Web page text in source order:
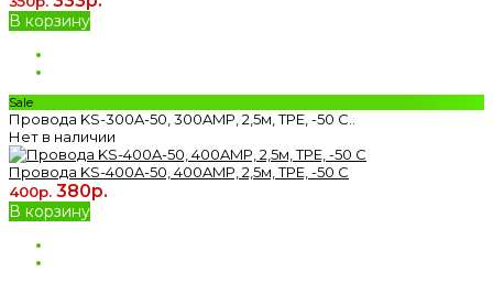
В корзину
Sale
Провода KS-300A-50, 300AMP, 2,5м, TPE, -50 С..
Нет в наличии
Провода KS-400A-50, 400AMP, 2,5м, TPE, -50 С
400р. 380р.
В корзину